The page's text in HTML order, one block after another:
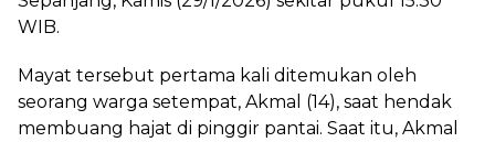
WIB.
Mayat tersebut pertama kali ditemukan oleh
seorang warga setempat, Akmal (14), saat hendak
membuang hajat di pinggir pantai. Saat itu, Akmal